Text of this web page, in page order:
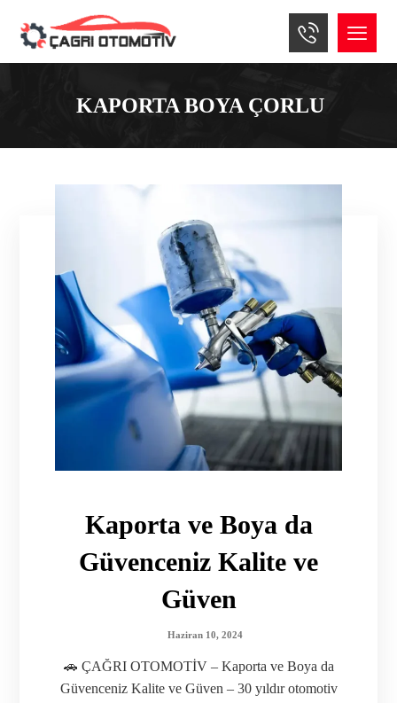
KAPORTA BOYA ÇORLU
Kaporta ve Boya da
Güvenceniz Kalite ve
Güven
Haziran 10, 2024
🚗 ÇAĞRI OTOMOTİV – Kaporta ve Boya da
Güvenceniz Kalite ve Güven – 30 yıldır otomotiv